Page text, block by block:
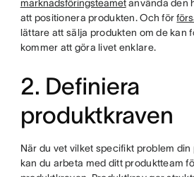
marknadsföringsteametanvända den
att positionera produkten. Och för
lättare att sälja produkten om de kan
kommer att göra livet enklare.
2. Definiera
produktkraven
När du vet vilket specifikt problem
kan du arbeta med ditt produktteam